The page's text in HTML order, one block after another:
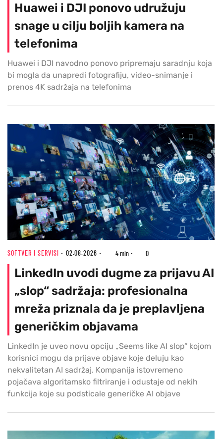
Huawei i DJI ponovo udružuju
snage u cilju boljih kamera na
telefonima
Huawei i DJI navodno ponovo pripremaju saradnju koja
bi mogla da unapredi fotografiju, video-snimanje i
prenos 4K sadržaja na telefonima
SOFTVER I SERVISI 02.08.2026 4 min 0
LinkedIn uvodi dugme za prijavu AI
„slop“ sadržaja: profesionalna
mreža priznala da je preplavljena
generičkim objavama
LinkedIn je uveo novu opciju „Seems like AI slop“ kojom
korisnici mogu da prijave objave koje deluju kao
nekvalitetan AI sadržaj. Kompanija istovremeno
pojačava algoritamsko filtriranje i odustaje od nekih
funkcija koje su podsticale generičke AI objave